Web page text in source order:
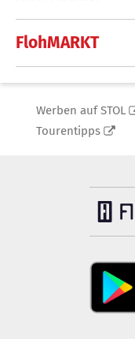
FlohMARKT
Werben auf STOL
Tourentipps